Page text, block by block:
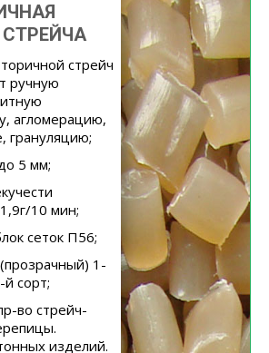
стрейч
ручную
агломерацию,
грануляцию;
5 мм;
10 мин;
сеток П56;
1-
сорт;
во стрейч-
изделий.